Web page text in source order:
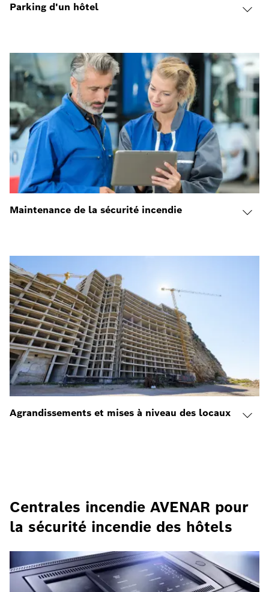
Parking d'un hôtel
Maintenance de la sécurité incendie
Agrandissements et mises à niveau des locaux
Centrales incendie AVENAR pour
la sécurité incendie des hôtels